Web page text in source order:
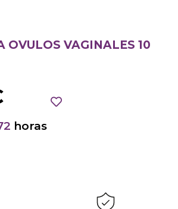
OVULOS VAGINALES 10
horas